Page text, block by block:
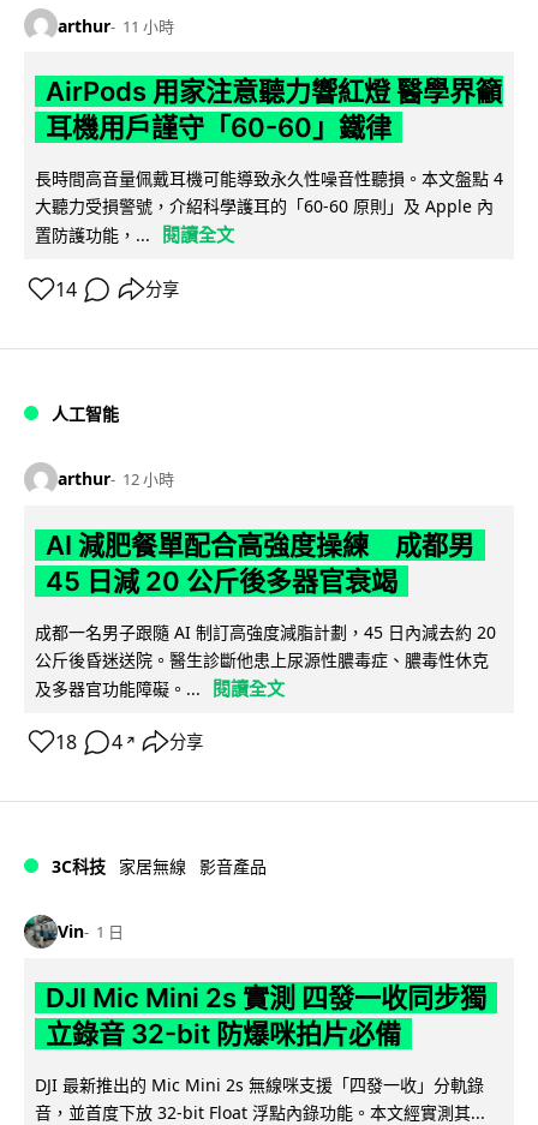
arthur 11 小時
AirPods 用家注意聽力響紅燈 醫學界籲
耳機用戶謹守「60-60」鐵律
長時間高音量佩戴耳機可能導致永久性噪音性聽損。本文盤點 4
大聽力受損警號，介紹科學護耳的「60-60 原則」及 Apple 內
置防護功能，...
閱讀全文
14 分享
人工智能
arthur 12 小時
AI 減肥餐單配合高強度操練 成都男
45 日減 20 公斤後多器官衰竭
成都一名男子跟隨 AI 制訂高強度減脂計劃，45 日內減去約 20
公斤後昏迷送院。醫生診斷他患上尿源性膿毒症、膿毒性休克
及多器官功能障礙。...
閱讀全文
18 4 ↗ 分享
3C科技 家居無線 影音產品
Vin 1 日
DJI Mic Mini 2s 實測 四發一收同步獨
立錄音 32-bit 防爆咪拍片必備
DJI 最新推出的 Mic Mini 2s 無線咪支援「四發一收」分軌錄
音，並首度下放 32-bit Float 浮點內錄功能。本文經實測其...